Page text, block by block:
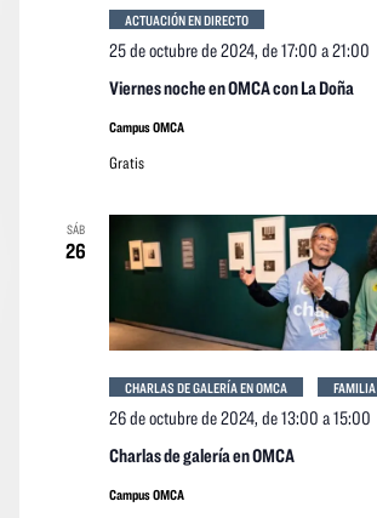
Viernes noche en OMCA con La Doña
25 de octubre de 2024, de 17:00 a21:00
ACTUACIÓN EN DIRECTO
Campus OMCA
Gratis
SÁB
26
Charlas de galería en OMCA
26 de octubre de 2024, de 13:00 a15:00
CHARLAS DE GALERÍA EN OMCA FAMILIA
Campus OMCA